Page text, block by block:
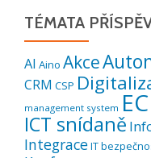
TÉMATA
AI Aino Akce
CRM CSP
management system
ICT snídaně
IntegraceIT